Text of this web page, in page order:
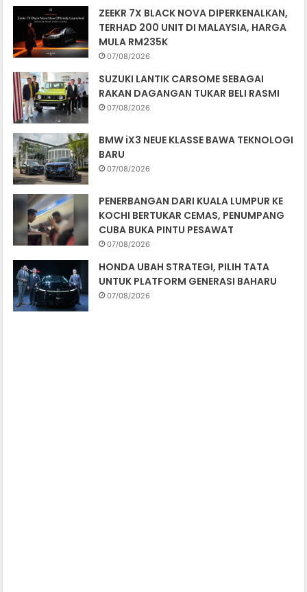
ZEEKR 7X BLACK NOVA DIPERKENALKAN,
TERHAD 200 UNIT DI MALAYSIA, HARGA
MULA RM235K
07/08/2026
SUZUKI LANTIK CARSOME SEBAGAI
RAKAN DAGANGAN TUKAR BELI RASMI
07/08/2026
BMW iX3 NEUE KLASSE BAWA TEKNOLOGI
BARU
07/08/2026
PENERBANGAN DARI KUALA LUMPUR KE
KOCHI BERTUKAR CEMAS, PENUMPANG
CUBA BUKA PINTU PESAWAT
07/08/2026
HONDA UBAH STRATEGI, PILIH TATA
UNTUK PLATFORM GENERASI BAHARU
07/08/2026